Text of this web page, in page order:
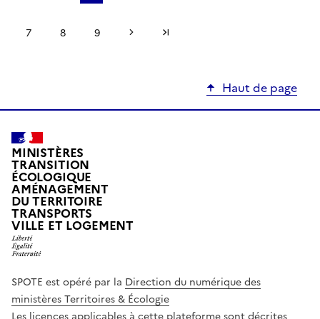
7 8 9 Page suivante
Haut de page
MINISTÈRES
TRANSITION
ÉCOLOGIQUE
AMÉNAGEMENT
DU TERRITOIRE
TRANSPORTS
VILLE ET LOGEMENT
SPOTE est opéré par la Direction du numérique des
ministères Territoires & Écologie